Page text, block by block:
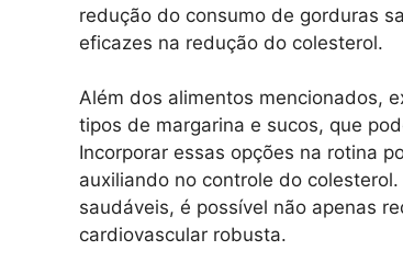
redução do consumo de gorduras
eficazes na redução do colesterol.
Além dos alimentos mencionados,
tipos de margarina e sucos, que
Incorporar essas opções na rotina
auxiliando no controle do
saudáveis, é possível não apenas
cardiovascular robusta.